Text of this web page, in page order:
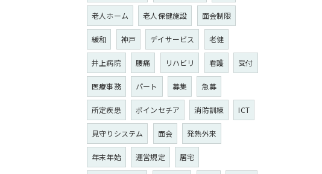
老人ホーム 老人保健施設 面会制限
緩和 神戸 デイサービス 老健
井上病院 腰痛 リハビリ 看護 受付
医療事務 パート 募集 急募
所定疾患 ポインセチア 消防訓練 ICT
見守りシステム 面会 発熱外来
年末年始 運営規定 居宅